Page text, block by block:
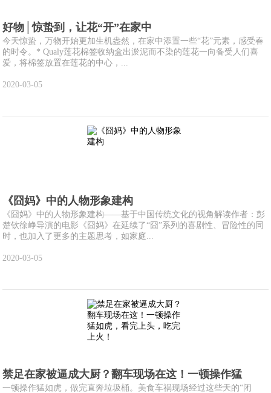
好物│惊蛰到，让花“开”在家中
今天惊蛰，万物开始更加生机盎然，在家中添置一些“花”元素，感受春
的时令。* Qualy莲花棉签收纳盒出淤泥而不染的莲花一向备受人们喜
爱，将棉签放置在莲花的中心，...
2020-03-05
《囧妈》中的人物形象建构
《囧妈》中的人物形象建构——基于中国传统文化的视角解读作者：彭
楚钦徐峥导演的电影《囧妈》在延续了“囧”系列的喜剧性、冒险性的同
时，也加入了更多的主题思考，如家庭...
2020-03-05
禁足在家被逼成大厨？翻车现场在这！一顿操作猛
一顿操作猛如虎，做完直奔垃圾桶。美食车祸现场经过这些天的“闭